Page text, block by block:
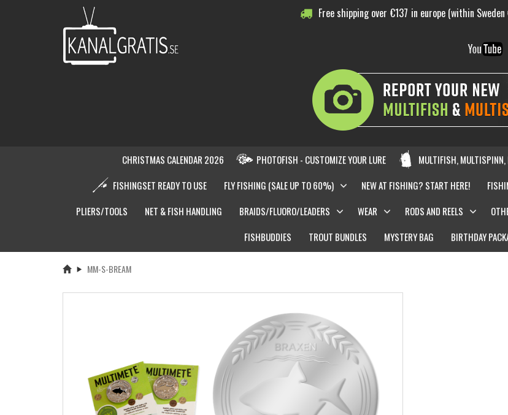
Free shipping over €137 in europe (within
CHRISTMAS CALENDAR 2026 PHOTOFISH - CUSTOMIZE YOUR LURE MULTIFISH, MULTISPINN,
FISHINGSET READY TO USE
FLY FISHING (SALE UP TO 60%) NEW AT FISHING? START HERE!
PLIERS/TOOLS
NET & FISH HANDLING BRAIDS/FLUORO/LEADERS WEAR RODS AND REELS
FISHBUDDIES
TROUT BUNDLES MYSTERY BAG BIRTHDAY
MM-S-BREAM